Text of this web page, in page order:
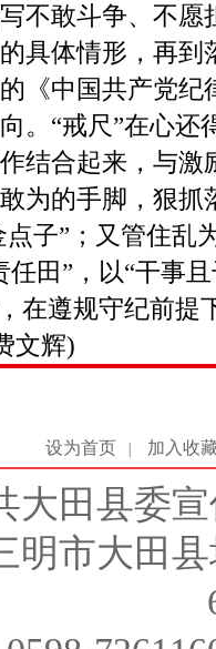
不敢斗争、不愿
具体情形，再到
《中国共产党纪
。“戒尺”在心还
结合起来，与激
为的手脚，狠抓
点子”；又管住乱
田”，以“干事
在遵规守纪前提
文辉)
设为首页 加入收
大田县委
明市大田